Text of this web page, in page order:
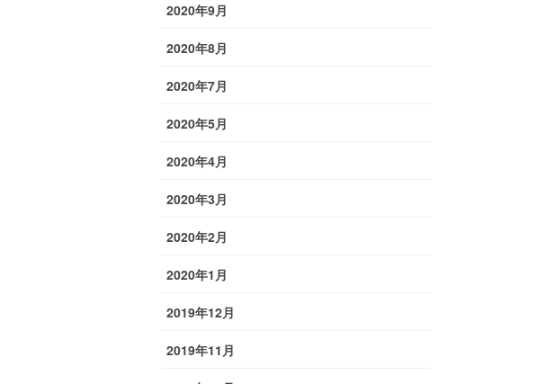
2020年9月
2020年8月
2020年7月
2020年5月
2020年4月
2020年3月
2020年2月
2020年1月
2019年12月
2019年11月